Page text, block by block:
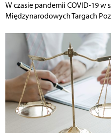
W czasie pandemii COVID-19 w
Międzynarodowych Targach